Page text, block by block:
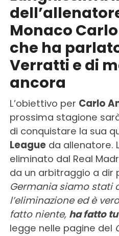
Monaco
che ha
Verratti e di
ancora
L’obiettivo per Carlo
prossima stagione
di conquistare la sua
Leagueda allenatore.
eliminato dal Real
da un arbitraggio a dir
Germania siamo stati
l’eliminazione ed è
fatto niente, ha fatto
legge nelle pagine del